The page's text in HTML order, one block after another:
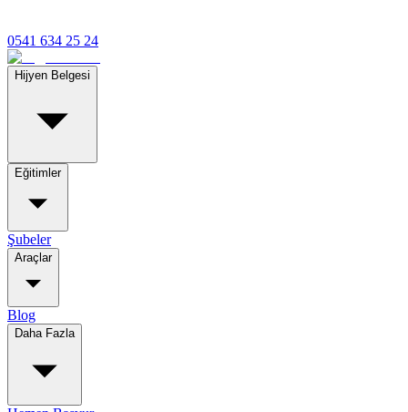
0541 634 25 24
Hijyen Belgesi
Eğitimler
Şubeler
Araçlar
Blog
Daha Fazla